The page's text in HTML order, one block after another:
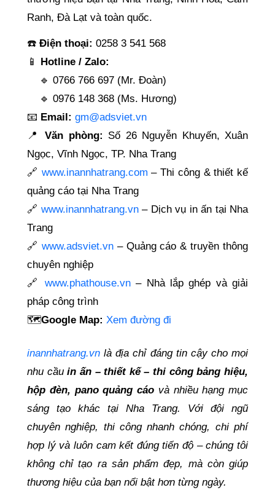
Ranh, Đà Lạt và toàn quốc.
☎️ Điện thoại: 0258 3 541 568
📱 Hotline / Zalo:
🔹 0766 766 697 (Mr. Đoàn)
🔹 0976 148 368 (Ms. Hương)
📧 Email: gm@adsviet.vn
📍 Văn phòng: Số 26 Nguyễn Khuyến, Xuân
Ngọc, Vĩnh Ngọc, TP. Nha Trang
🔗 www.inannhatrang.com – Thi công & thiết kế
quảng cáo tại Nha Trang
🔗 www.inannhatrang.vn– Dịch vụ in ấn tại Nha
Trang
🔗 www.adsviet.vn– Quảng cáo & truyền thông
chuyên nghiệp
🔗 www.phathouse.vn– Nhà lắp ghép và giải
pháp công trình
🗺️Google Map: Xem đường đi
inannhatrang.vn là địa chỉ đáng tin cậy cho mọi
nhu cầuin ấn – thiết kế – thi công bảng hiệu,
hộp đèn, pano quảng cáo và nhiều hạng mục
sáng tạo khác tại Nha Trang. Với đội ngũ
chuyên nghiệp, thi công nhanh chóng, chi phí
hợp lý và luôn cam kết đúng tiến độ – chúng tôi
không chỉ tạo ra sản phẩm đẹp, mà còn giúp
thương hiệu của bạn nổi bật hơn từng ngày.